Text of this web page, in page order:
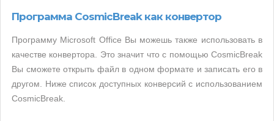
Программа CosmicBreak как конвертор
Программу Microsoft Office Вы можешь также использовать в
качестве конвертора. Это значит что с помощью CosmicBreak
Вы сможете открыть файл в одном формате и записать его в
другом. Ниже список доступных конверсий с использованием
CosmicBreak.